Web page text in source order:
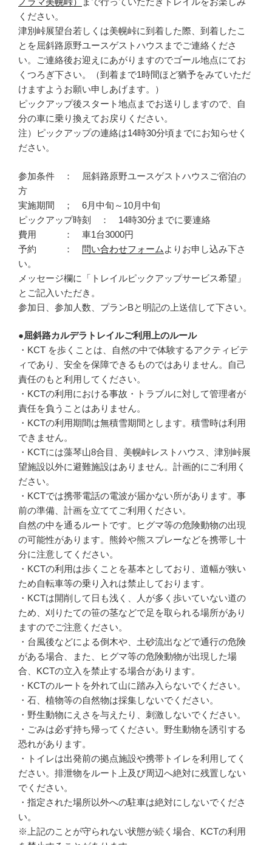
ください。
津別峠展望台若しくは美幌峠に到着した際、到着したこ
とを屈斜路原野ユースゲストハウスまでご連絡くださ
い。ご連絡後お迎えにあがりますのでゴール地点にてお
くつろぎ下さい。（到着まで1時間ほど猶予をみていただ
けますようお願い申しあげます。）
ピックアップ後スタート地点までお送りしますので、自
分の車に乗り換えてお戻りください。
注）ピックアップの連絡は14時30分頃までにお知らせく
ださい。
参加条件 ： 屈斜路原野ユースゲストハウスご宿泊の
方
実施期間 ； 6月中旬～10月中旬
ピックアップ時刻 ： 14時30分までに要連絡
費用 ： 車1台3000円
予約 ： 問い合わせフォーム よりお申し込み下さ
い。
メッセージ欄に「トレイルピックアップサービス希望」
とご記入いただき。
参加日、参加人数、プランBと明記の上送信して下さい。
●屈斜路カルデラトレイルご利用上のルール
・KCT を歩くことは、自然の中で体験するアクティビテ
ィであり、安全を保障できるものではありません。自己
責任のもと利用してください。
・KCTの利用における事故・トラブルに対して管理者が
責任を負うことはありません。
・KCTの利用期間は無積雪期間とします。積雪時は利用
できません。
・KCTには藻琴山8合目、美幌峠レストハウス、津別峠展
望施設以外に避難施設はありません。計画的にご利用く
ださい。
・KCTでは携帯電話の電波が届かない所があります。事
前の準備、計画を立ててご利用ください。
自然の中を通るルートです。ヒグマ等の危険動物の出現
の可能性があります。熊鈴や熊スプレーなどを携帯し十
分に注意してください。
・KCTの利用は歩くことを基本としており、道幅が狭い
ため自転車等の乗り入れは禁止しております。
・KCTは開削して日も浅く、人が多く歩いていない道の
ため、刈りたての笹の茎などで足を取られる場所があり
ますのでご注意ください。
・台風後などによる倒木や、土砂流出などで通行の危険
がある場合、また、ヒグマ等の危険動物が出現した場
合、KCTの立入を禁止する場合があります。
・KCTのルートを外れて山に踏み入らないでください。
・石、植物等の自然物は採集しないでください。
・野生動物にえさを与えたり、刺激しないでください。
・ごみは必ず持ち帰ってください。野生動物を誘引する
恐れがあります。
・トイレは出発前の拠点施設や携帯トイレを利用してく
ださい。排泄物をルート上及び周辺へ絶対に残置しない
でください。
・指定された場所以外への駐車は絶対にしないでくださ
い。
※上記のことが守られない状態が続く場合、KCTの利用